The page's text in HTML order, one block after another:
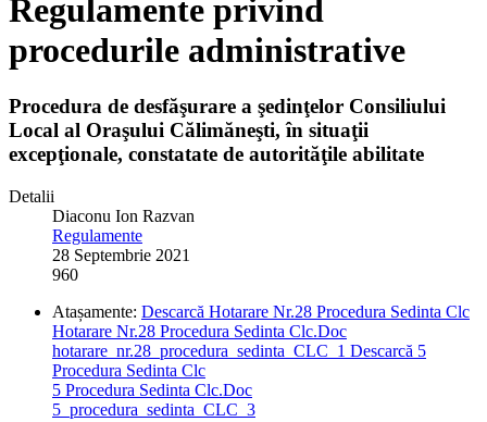
Regulamente privind
procedurile administrative
Procedura de desfăşurare a şedinţelor Consiliului
Local al Oraşului Călimăneşti, în situaţii
excepţionale, constatate de autorităţile abilitate
Detalii
Diaconu Ion Razvan
Regulamente
28 Septembrie 2021
960
Atașamente: Descarcă Hotarare Nr.28 Procedura Sedinta Clc
Hotarare Nr.28 Procedura Sedinta Clc.Doc
hotarare_nr.28_procedura_sedinta_CLC_1 Descarcă 5
Procedura Sedinta Clc
5 Procedura Sedinta Clc.Doc
5_procedura_sedinta_CLC_3